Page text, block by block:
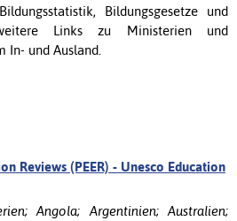
Bildungsgesetze und
Links zu Ministerien und
In- und Ausland.
Reviews (PEER) - Unesco Education
Angola; Argentinien; Australien;